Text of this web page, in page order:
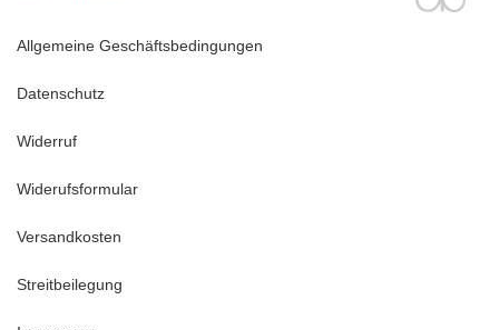
Allgemeine Geschäftsbedingungen
Datenschutz
Widerruf
Widerufsformular
Versandkosten
Streitbeilegung